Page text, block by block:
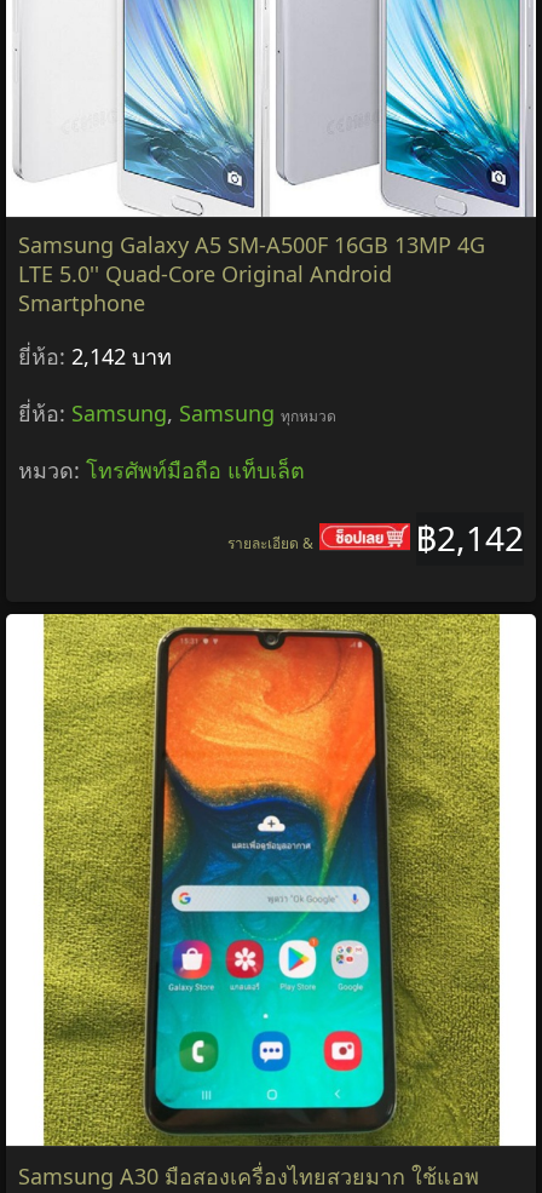
Samsung Galaxy A5 SM-A500F 16GB 13MP 4G
LTE 5.0'' Quad-Core Original Android
Smartphone
ยี่ห้อ: 2,142 บาท
ยี่ห้อ: Samsung, Samsung ทุกหมวด
หมวด: โทรศัพท์มือถือ แท็บเล็ต
฿2,142
รายละเอียด &
Samsung A30 มือสองเครื่องไทยสวยมาก ใช้แอพ